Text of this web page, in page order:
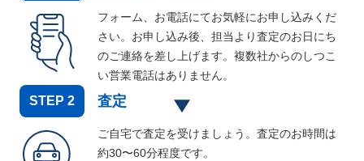
フォーム、お電話にてお気軽にお申し込みくだ
さい。お申し込み後、担当より査定のお日にち
のご連絡を差し上げます。複数社からのしつこ
い営業電話はありません。
STEP 2 査定
ご自宅で査定を受けましょう。査定のお時間は
約30〜60分程度です。